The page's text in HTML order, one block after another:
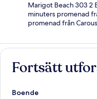
Marigot Beach 303 2
minuters promenad
promenad från
Fortsätt
Boende